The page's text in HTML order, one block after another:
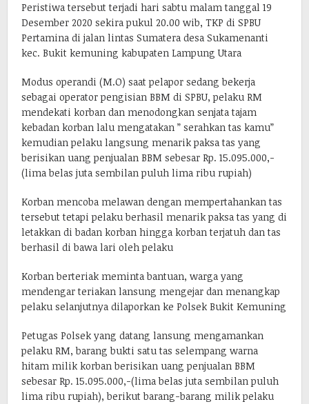
Peristiwa tersebut terjadi hari sabtu malam tanggal 19
Desember 2020 sekira pukul 20.00 wib, TKP di SPBU
Pertamina di jalan lintas Sumatera desa Sukamenanti
kec. Bukit kemuning kabupaten Lampung Utara
Modus operandi (M.O) saat pelapor sedang bekerja
sebagai operator pengisian BBM di SPBU, pelaku RM
mendekati korban dan menodongkan senjata tajam
kebadan korban lalu mengatakan ” serahkan tas kamu”
kemudian pelaku langsung menarik paksa tas yang
berisikan uang penjualan BBM sebesar Rp. 15.095.000,-
(lima belas juta sembilan puluh lima ribu rupiah)
Korban mencoba melawan dengan mempertahankan tas
tersebut tetapi pelaku berhasil menarik paksa tas yang di
letakkan di badan korban hingga korban terjatuh dan tas
berhasil di bawa lari oleh pelaku
Korban berteriak meminta bantuan, warga yang
mendengar teriakan lansung mengejar dan menangkap
pelaku selanjutnya dilaporkan ke Polsek Bukit Kemuning
Petugas Polsek yang datang lansung mengamankan
pelaku RM, barang bukti satu tas selempang warna
hitam milik korban berisikan uang penjualan BBM
sebesar Rp. 15.095.000,-(lima belas juta sembilan puluh
lima ribu rupiah), berikut barang-barang milik pelaku